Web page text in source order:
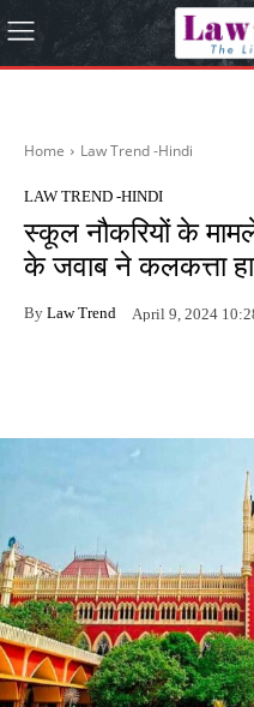
Home Law Trend -Hindi
LAW TREND -HINDI
स्कूल नौकरियों के
के जवाब ने कलकत्ता
By Law Trend April 9, 2024